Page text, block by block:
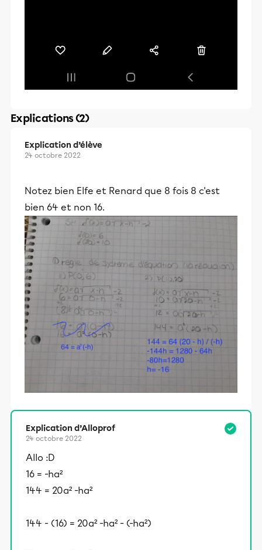
Explications (2)
Explication d’élève
24 octobre 2022
Notez bien Elfe et Renard que 8 fois 8 c'est
bien 64 et non 16.
Explication d’Alloprof
24 octobre 2022
Allo :D
16 = -ha²
144 = 20a² -ha²
144 - (16) = 20a² -ha² - (-ha²)